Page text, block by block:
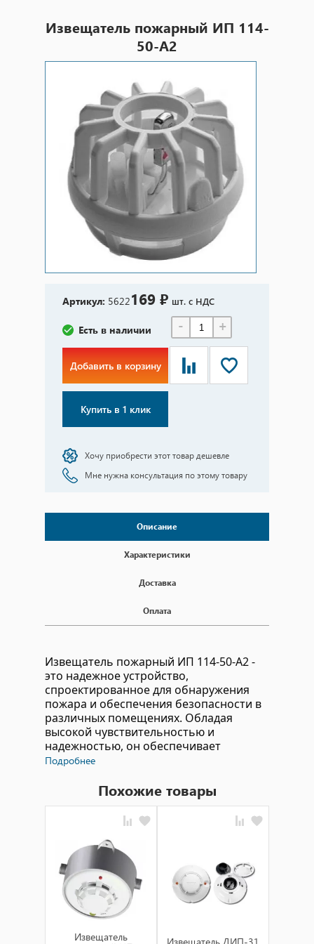
Извещатель пожарный ИП 114-
50-A2
Артикул: 5622169 ₽ шт. с НДС
Есть в наличии - +
Добавить в корзину
Купить в 1 клик
Хочу приобрести этот товар дешевле
Мне нужна консультация по этому товару
Описание
Характеристики
Доставка
Оплата
Извещатель пожарный ИП 114-50-A2 -
это надежное устройство,
спроектированное для обнаружения
пожара и обеспечения безопасности в
различных помещениях. Обладая
высокой чувствительностью и
надежностью, он обеспечивает
быстрое и эффективное реагирование
Технические характеристики:
Извещатель ИП 114-50-A2 оснащен
чувствительными датчиками,
способными обнаруживать дым и
изменения температуры, что
позволяет его использовать для
раннего обнаружения пожара.
Прочный корпус защищает
устройство от внешних воздействий
Подробнее
Похожие товары
Извещатель